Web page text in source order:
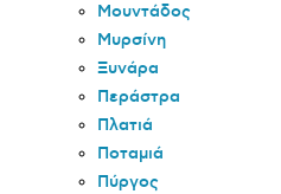
Μουντάδος
Μυρσίνη
Ξυνάρα
Περάστρα
Πλατιά
Ποταμιά
Πύργος